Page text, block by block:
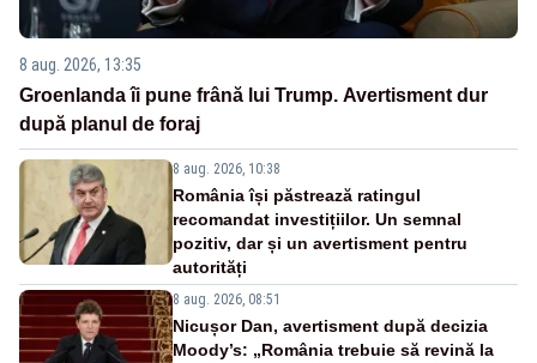
8 aug. 2026, 13:35
Groenlanda îi pune frână lui Trump. Avertisment dur
după planul de foraj
8 aug. 2026, 10:38
România își păstrează ratingul
recomandat investițiilor. Un semnal
pozitiv, dar și un avertisment pentru
autorități
8 aug. 2026, 08:51
Nicușor Dan, avertisment după decizia
Moody’s: „România trebuie să revină la